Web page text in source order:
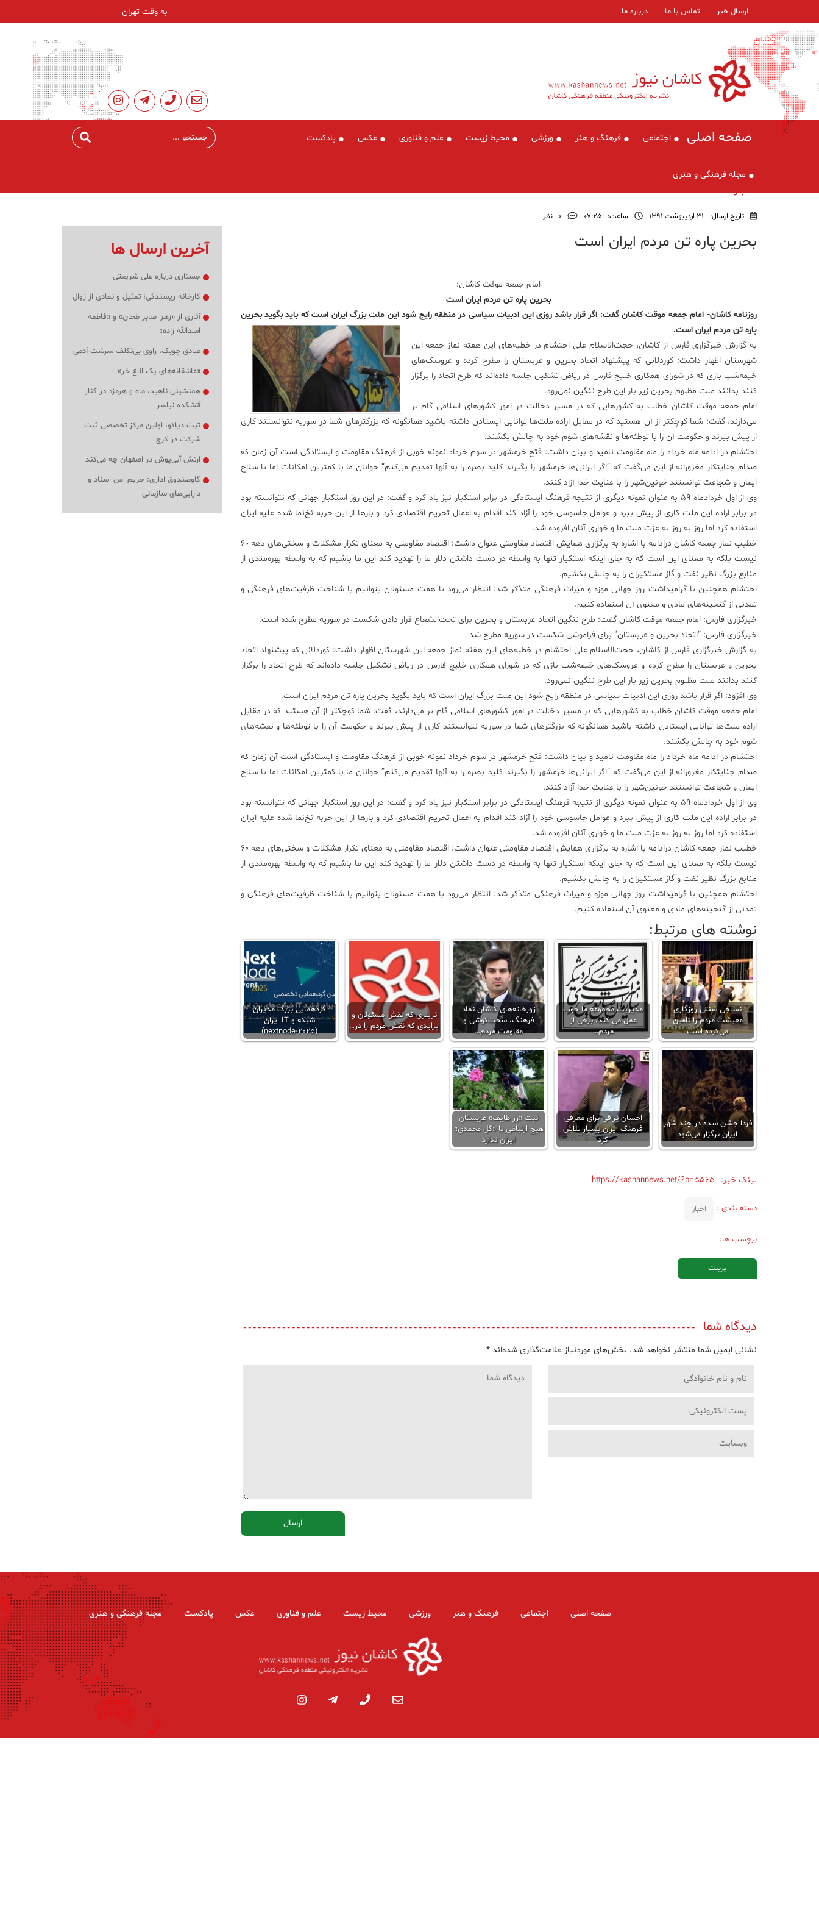
ارسال خبر تماس با ما درباره ما به وقت تهران
صفحه اصلی اجتماعی فرهنگ و هنر ورزشی محیط زیست علم و فناوری عکس پادکست
مجله فرهنگی و هنری
اخبار
تاریخ ارسال: 31 اردیبهشت 1391 ساعت: ۰۷:۲۵ 0 نظر
بحرین پاره تن مردم ایران است
امام جمعه موقت کاشان:
بحرین پاره تن مردم ایران است
روزنامه کاشان- امام جمعه موقت کاشان گفت: اگر قرار باشد روزی این ادبیات سیاسی در منطقه رایج شود این ملت بزرگ ایران است که باید بگوید بحرین
پاره تن مردم ایران است.
به گزارش خبرگزاری فارس از کاشان، حجت‌الاسلام علی احتشام در خطبه‌های این هفته نماز جمعه این
شهرستان اظهار داشت: کوردلانی که پیشنهاد اتحاد بحرین و عربستان را مطرح کرده و عروسک‌های
خیمه‌شب بازی که در شورای همکاری خلیج فارس در ریاض تشکیل جلسه داده‌اند که طرح اتحاد را برگزار
کنند بدانند ملت مظلوم بحرین زیر بار این طرح ننگین نمی‌رود.
امام جمعه موقت کاشان خطاب به کشورهایی که در مسیر دخالت در امور کشورهای اسلامی گام بر
می‌دارند، گفت: شما کوچکتر از آن هستید که در مقابل اراده ملت‌ها توانایی ایستادن داشته باشید همانگونه که بزرگترهای شما در سوریه نتوانستند کاری
از پیش ببرند و حکومت آن را با توطئه‌ها و نقشه‌های شوم خود به چالش بکشند.
احتشام در ادامه ماه خرداد را ماه مقاومت نامید و بیان داشت: فتح خرمشهر در سوم خرداد نمونه خوبی از فرهنگ مقاومت و ایستادگی است آن زمان که
صدام جنایتکار مغرورانه از این می‌گفت که “اگر ایرانی‌ها خرمشهر را بگیرند کلید بصره را به آنها تقدیم می‌کنم” جوانان ما با کمترین امکانات اما با سلاح
ایمان و شجاعت توانستند خونین‌شهر را با عنایت خدا آزاد کنند.
وی از اول خردادماه 59 به عنوان نمونه دیگری از نتیجه فرهنگ ایستادگی در برابر استکبار نیز یاد کرد و گفت: در این روز استکبار جهانی که نتوانسته بود
در برابر اراده این ملت کاری از پیش ببرد و عوامل جاسوسی خود را آزاد کند اقدام به اعمال تحریم اقتصادی کرد و بارها از این حربه نخ‌نما شده علیه ایران
استفاده کرد اما روز به روز به عزت ملت ما و خواری آنان افزوده شد.
خطیب نماز جمعه کاشان درادامه با اشاره به برگزاری همایش اقتصاد مقاومتی عنوان داشت: اقتصاد مقاومتی به معنای تکرار مشکلات و سختی‌های دهه 60
نیست بلکه به معنای این است که به جای اینکه استکبار تنها به واسطه در دست داشتن دلار ما را تهدید کند این ما باشیم که به واسطه بهره‌مندی از
منابع بزرگ نظیر نفت و گاز مستکبران را به چالش بکشیم.
احتشام همچنین با گرامیداشت روز جهانی موزه و میراث فرهنگی متذکر شد: انتظار می‌رود با همت مسئولان بتوانیم با شناخت ظرفیت‌های فرهنگی و
تمدنی از گنجینه‌های مادی و معنوی آن استفاده کنیم.
خبرگزاری فارس: امام جمعه موقت کاشان گفت: طرح ننگین اتحاد عربستان و بحرین برای تحت‌الشعاع قرار دادن شکست در سوریه مطرح شده است.
خبرگزاری فارس: “اتحاد بحرین و عربستان” برای فراموشی شکست در سوریه مطرح شد
به گزارش خبرگزاری فارس از کاشان، حجت‌الاسلام علی احتشام در خطبه‌های این هفته نماز جمعه این شهرستان اظهار داشت: کوردلانی که پیشنهاد اتحاد
بحرین و عربستان را مطرح کرده و عروسک‌های خیمه‌شب بازی که در شورای همکاری خلیج فارس در ریاض تشکیل جلسه داده‌اند که طرح اتحاد را برگزار
کنند بدانند ملت مظلوم بحرین زیر بار این طرح ننگین نمی‌رود.
وی افزود: اگر قرار باشد روزی این ادبیات سیاسی در منطقه رایج شود این ملت بزرگ ایران است که باید بگوید بحرین پاره تن مردم ایران است.
امام جمعه موقت کاشان خطاب به کشورهایی که در مسیر دخالت در امور کشورهای اسلامی گام بر می‌دارند، گفت: شما کوچکتر از آن هستید که در مقابل
اراده ملت‌ها توانایی ایستادن داشته باشید همانگونه که بزرگترهای شما در سوریه نتوانستند کاری از پیش ببرند و حکومت آن را با توطئه‌ها و نقشه‌های
شوم خود به چالش بکشند.
احتشام در ادامه ماه خرداد را ماه مقاومت نامید و بیان داشت: فتح خرمشهر در سوم خرداد نمونه خوبی از فرهنگ مقاومت و ایستادگی است آن زمان که
صدام جنایتکار مغرورانه از این می‌گفت که “اگر ایرانی‌ها خرمشهر را بگیرند کلید بصره را به آنها تقدیم می‌کنم” جوانان ما با کمترین امکانات اما با سلاح
ایمان و شجاعت توانستند خونین‌شهر را با عنایت خدا آزاد کنند.
وی از اول خردادماه 59 به عنوان نمونه دیگری از نتیجه فرهنگ ایستادگی در برابر استکبار نیز یاد کرد و گفت: در این روز استکبار جهانی که نتوانسته بود
در برابر اراده این ملت کاری از پیش ببرد و عوامل جاسوسی خود را آزاد کند اقدام به اعمال تحریم اقتصادی کرد و بارها از این حربه نخ‌نما شده علیه ایران
استفاده کرد اما روز به روز به عزت ملت ما و خواری آنان افزوده شد.
خطیب نماز جمعه کاشان درادامه با اشاره به برگزاری همایش اقتصاد مقاومتی عنوان داشت: اقتصاد مقاومتی به معنای تکرار مشکلات و سختی‌های دهه 60
نیست بلکه به معنای این است که به جای اینکه استکبار تنها به واسطه در دست داشتن دلار ما را تهدید کند این ما باشیم که به واسطه بهره‌مندی از
منابع بزرگ نظیر نفت و گاز مستکبران را به چالش بکشیم.
احتشام همچنین با گرامیداشت روز جهانی موزه و میراث فرهنگی متذکر شد: انتظار می‌رود با همت مسئولان بتوانیم با شناخت ظرفیت‌های فرهنگی و
تمدنی از گنجینه‌های مادی و معنوی آن استفاده کنیم.
نوشته های مرتبط:
نساجی سنتی روزگاری
معیشت مردم را تأمین
می‌کرده است
مدیریت مجموعه ما خوب
عمل می کند، برخی از
مردم…
زورخانه‌های کاشان نماد
فرهنگ، سخت‌کوشی و
مقاومت مردم…
تریلری که نقش مسئولان و
پرایدی که نقش مردم را در…
گردهمایی بزرگ مدیران
شبکه و IT ایران
(nextnode-2025)
فردا جشن سده در چند شهر
ایران برگزار می‌شود
احسان نراقی برای معرفی
فرهنگ ایران بسیار تلاش
کرد
ثبت «رز طایف» عربستان
هیچ ارتباطی با «گل محمدی»
ایران ندارد
لینک خبر: https://kashannews.net/?p=5565
دسته بندی : اخبار
برچسب ها:
پرینت
دیدگاه شما
نشانی ایمیل شما منتشر نخواهد شد. بخش‌های موردنیاز علامت‌گذاری شده‌اند *
آخرین ارسال ها
جستاری درباره علی شریعتی
کارخانه ریسندگی؛ تمثیل و نمادی از زوال
آثاری از «زهرا صابر طحان» و «فاطمه
اسدالله زاده»
صادق چوبک، راوی بی‌تکلف سرشت آدمی
«عاشقانه‌های یک الاغ خر»
همنشینی ناهید، ماه و هرمزد در کنار
آتشکده نیاسر
ثبت دیاکو، اولین مرکز تخصصی ثبت
شرکت در کرج
ارتش آبی‌پوش در اصفهان چه می‌کند
گاوصندوق اداری: حریم امن اسناد و
دارایی‌های سازمانی
صفحه اصلی اجتماعی فرهنگ و هنر ورزشی محیط زیست علم و فناوری عکس پادکست مجله فرهنگی و هنری